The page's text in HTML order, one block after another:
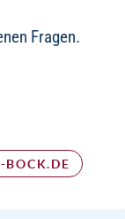
Fragen.
BOCK.DE